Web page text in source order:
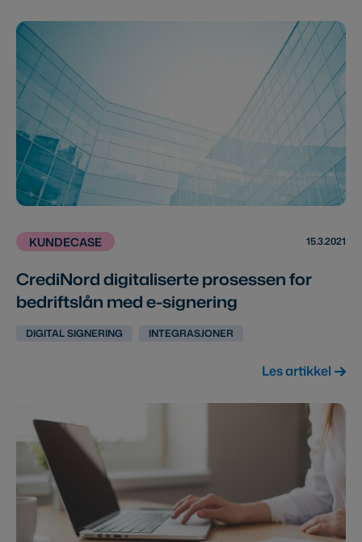
KUNDECASE 15.3.2021
CrediNord digitaliserte prosessen for
bedriftslån med e-signering
DIGITAL SIGNERING INTEGRASJONER
Les artikkel